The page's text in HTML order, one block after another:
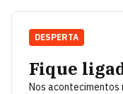
Fique
Nos acontecimentos
DESPERTA